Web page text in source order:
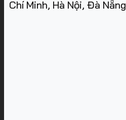
Chí Minh, Hà Nội, Đà Nẵng